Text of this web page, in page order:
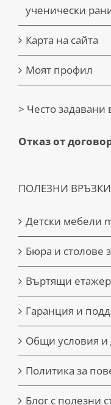
ученически
Карта на сайта
Моят профил
> Често задавани
Отказ от
ПОЛЕЗНИ ВРЪЗКИ
Детски мебели
Бюра и столове
Въртящи
Гаранция и
Общи условия и
Политика за
Блог с полезни